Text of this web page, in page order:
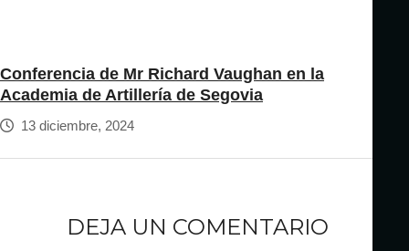
Conferencia de Mr Richard Vaughan en la
Academia de Artillería de Segovia
13 diciembre, 2024
DEJA UN COMENTARIO